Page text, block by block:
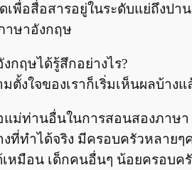
อสื่อสารอยู่ในระดับแย่ถึงปา
าษาอังกฤษ
กฤษได้รู้สึกอย่างไร?
งใจของเราก็เริ่มเห็นผลบ้างแ
ม่ท่านอื่นในการสอนสองภาษา
ทำได้จริง มีครอบครัวหลายๆ
เหมือน เด็กคนอื่นๆ น้อยครอบ